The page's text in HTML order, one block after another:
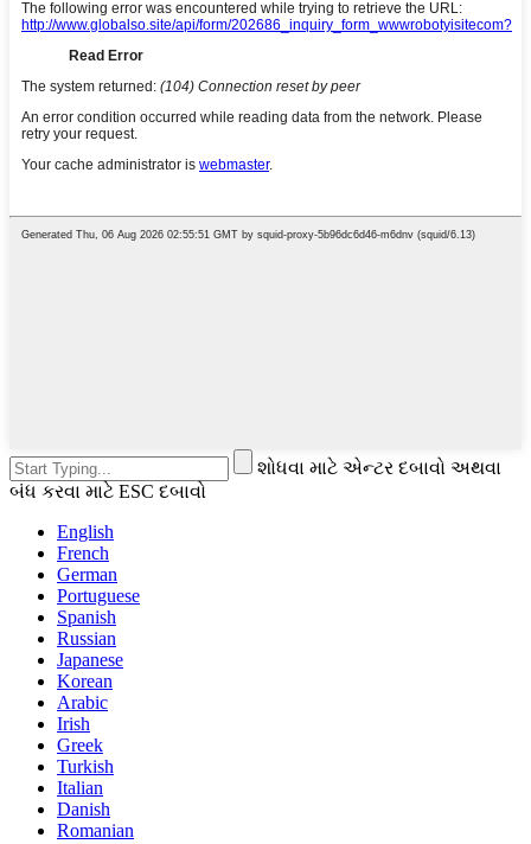
શોધવા માટે એન્ટર દબાવો અથવા
બંધ કરવા માટે ESC દબાવો
English
French
German
Portuguese
Spanish
Russian
Japanese
Korean
Arabic
Irish
Greek
Turkish
Italian
Danish
Romanian